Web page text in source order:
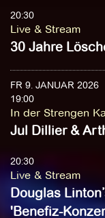
20:30
Live & Stream
30 Jahre
FR 9. JANUAR 2026
19:00
In der Strengen
Jul Dillier &
20:30
Live & Stream
Douglas
'Benefiz-